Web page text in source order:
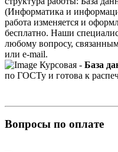
(Информатика и
работа изменяется и
бесплатно. Наши
любому вопросу,
или e-mail.
Курсовая - База
по ГОСТу и готова к
Вопросы по оплате